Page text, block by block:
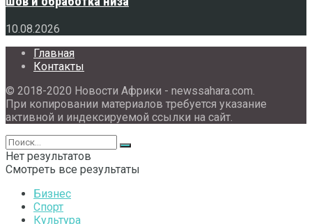
10.08.2026
Главная
Контакты
© 2018-2020 Новости Африки - newssahara.com.
При копировании материалов требуется указание
активной и индексируемой ссылки на сайт.
Нет результатов
Смотреть все результаты
Бизнес
Спорт
Культура